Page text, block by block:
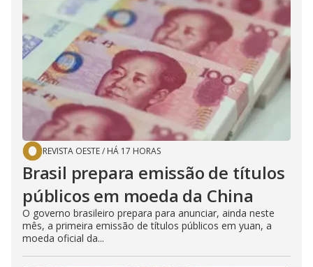
REVISTA OESTE/ HÁ 17 HORAS
Brasil prepara emissão de títulos
públicos em moeda da China
O governo brasileiro prepara para anunciar, ainda neste
mês, a primeira emissão de títulos públicos em yuan, a
moeda oficial da...